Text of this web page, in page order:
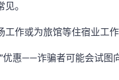
。
作或为旅馆等住宿业工作
惠——诈骗者可能会试图